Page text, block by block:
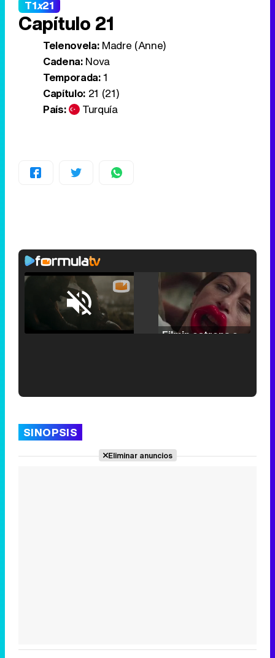
T1x21
Capítulo 21
Telenovela:Madre (Anne)
Cadena:Nova
Temporada:1
Capítulo:21 (21)
País:
Turquía
Unmute /
Loaded:
25.30%
SINOPSIS
Eliminar anuncios